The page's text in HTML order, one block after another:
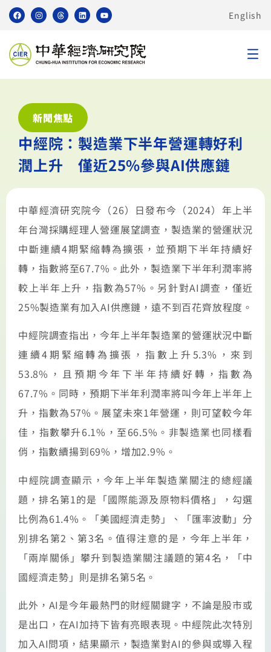
English
新聞焦點
中經院：製造業下半年營運轉好利
潤上升 僅近25%參與AI供應鏈
中華經濟研究院今（26）日發布今（2024）年上半
年台灣採購經理人營運展望調查，製造業的營運狀況
中斷連續4期緊縮轉為擴張，並預期下半年持續好
轉，指數將至67.7%。此外，製造業下半年利潤率將
較上半年上升，指數為57%。另針對AI調查，僅近
25%製造業有加入AI供應鏈，遠不到百花齊放程度。
中經院調查指出，今年上半年製造業的營運狀況中斷
連續4期緊縮轉為擴張，指數上升5.3%，來到
53.8%，且預期今年下半年持續好轉，指數為
67.7%。同時，預期下半年利潤率將叫今年上半年上
升，指數為57%。展望未來1年營運，則可望較今年
佳，指數攀升6.1%，至66.5%。非製造業也同樣看
俏，指數續揚到69%，增加2.9%。
中經院調查顯示，今年上半年製造業關注的總經議
題，排名第1的是「國際能源及原物料價格」，勾選
比例為61.4%。「美國經濟走勢」、「匯率波動」分
別排名第2、第3名。值得注意的是，今年上半年，
「兩岸關係」攀升到製造業關注議題的第4名，「中
國經濟走勢」則是排名第5名。
此外，AI是今年最熱門的財經關鍵字，不論是股市或
是出口，在AI加持下皆有亮眼表現。中經院此次特別
加入AI問項，結果顯示，製造業對AI的參與或導入程